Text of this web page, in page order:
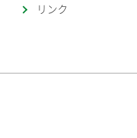
リンク